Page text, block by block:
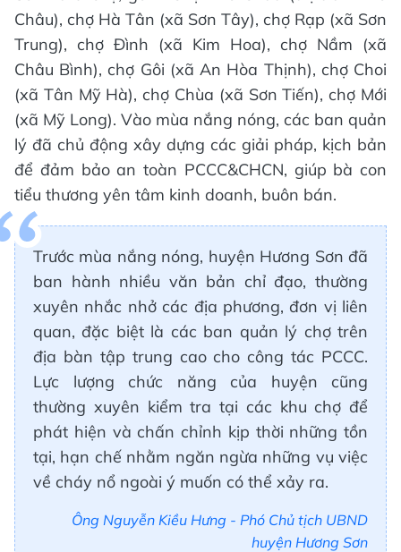
Châu), chợ Hà Tân (xã Sơn Tây), chợ Rạp (xã Sơn
Trung), chợ Đình (xã Kim Hoa), chợ Nầm (xã
Châu Bình), chợ Gôi (xã An Hòa Thịnh), chợ Choi
(xã Tân Mỹ Hà), chợ Chùa (xã Sơn Tiến), chợ Mới
(xã Mỹ Long). Vào mùa nắng nóng, các ban quản
lý đã chủ động xây dựng các giải pháp, kịch bản
để đảm bảo an toàn PCCC&CHCN, giúp bà con
tiểu thương yên tâm kinh doanh, buôn bán.
Trước mùa nắng nóng, huyện Hương Sơn đã
ban hành nhiều văn bản chỉ đạo, thường
xuyên nhắc nhở các địa phương, đơn vị liên
quan, đặc biệt là các ban quản lý chợ trên
địa bàn tập trung cao cho công tác PCCC.
Lực lượng chức năng của huyện cũng
thường xuyên kiểm tra tại các khu chợ để
phát hiện và chấn chỉnh kịp thời những tồn
tại, hạn chế nhằm ngăn ngừa những vụ việc
về cháy nổ ngoài ý muốn có thể xảy ra.
Ông Nguyễn Kiều Hưng - Phó Chủ tịch UBND
huyện Hương Sơn